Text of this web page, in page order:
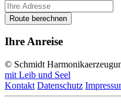
Route berechnen
Ihre Anreise
© Schmidt
mit Leib und Seel
Kontakt Datenschutz